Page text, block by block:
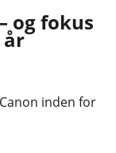
og fokus
år
inden for